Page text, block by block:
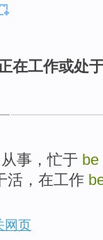
在工作或处
事，忙于
活，在工作
网页